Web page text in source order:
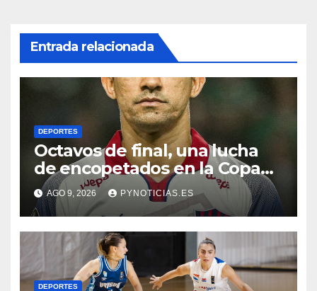
Entrada relacionada
DEPORTES
Octavos de final, una lucha
de encopetados en la Copa
Libertadores
AGO 9, 2026 PYNOTICIAS.ES
DEPORTES